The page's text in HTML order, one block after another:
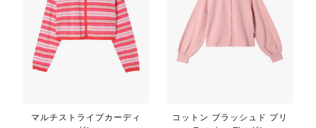
マルチストライプカーディ
コットン ブラッシュド プリ